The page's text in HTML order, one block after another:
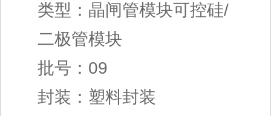
类型：晶闸管模块可控硅/
二极管模块
批号：09
封装：塑料封装